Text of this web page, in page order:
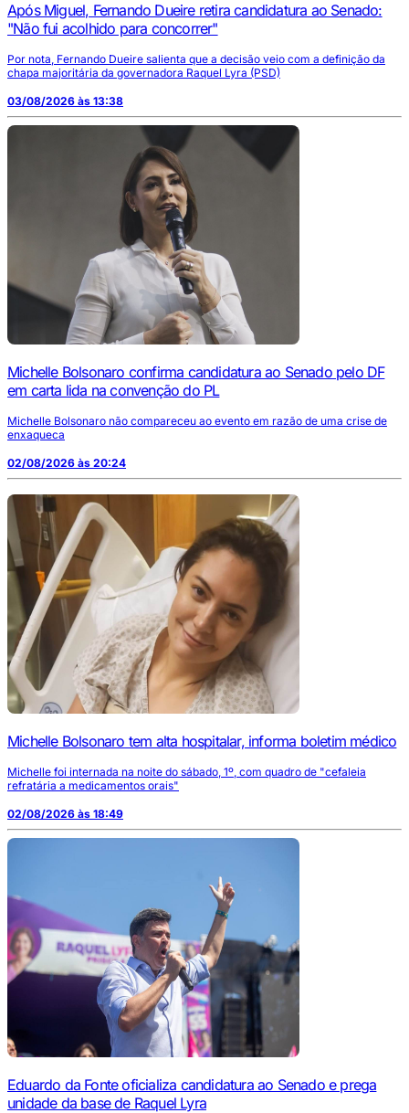
Após Miguel, Fernando Dueire retira candidatura ao Senado:
"Não fui acolhido para concorrer"
Por nota, Fernando Dueire salienta que a decisão veio com a definição da
chapa majoritária da governadora Raquel Lyra (PSD)
03/08/2026 às 13:38
Michelle Bolsonaro confirma candidatura ao Senado pelo DF
em carta lida na convenção do PL
Michelle Bolsonaro não compareceu ao evento em razão de uma crise de
enxaqueca
02/08/2026 às 20:24
Michelle Bolsonaro tem alta hospitalar, informa boletim médico
Michelle foi internada na noite do sábado, 1º, com quadro de "cefaleia
refratária a medicamentos orais"
02/08/2026 às 18:49
Eduardo da Fonte oficializa candidatura ao Senado e prega
unidade da base de Raquel Lyra